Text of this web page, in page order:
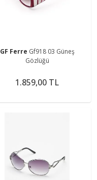
GF Ferre Gf918 03 Güneş
Gözlüğü
1.859,00 TL